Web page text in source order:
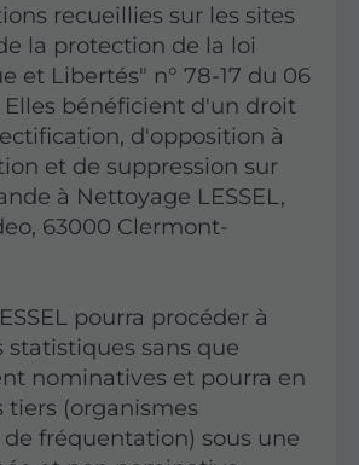
recueillies sur les sites
la protection de la loi
et Libertés" n° 78-17 du 06
Elles bénéficient d'un droit
d'opposition à
et de suppression sur
à Nettoyage LESSEL,
63000 Clermont-
pourra procéder à
statistiques sans que
nominatives et pourra en
tiers (organismes
fréquentation) sous une